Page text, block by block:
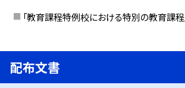
「教育課程特例校における特別の教育課程
配布文書